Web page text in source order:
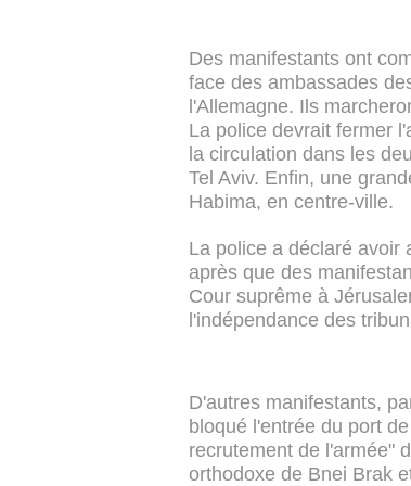
Des manifestants ont
face des ambassades
l'Allemagne. Ils
La police devrait fermer
la circulation dans les
Tel Aviv. Enfin, une
Habima, en centre-ville.
La police a déclaré avoir
après que des
Cour suprême à
l'indépendance des
D'autres manifestants,
bloqué l'entrée du port
recrutement de l'armée"
orthodoxe de Bnei Brak